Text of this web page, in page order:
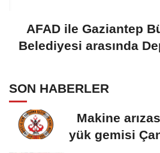
AFAD ile Gaziantep
Belediyesi arasında
SON HABERLER
Makine
yük gemisi